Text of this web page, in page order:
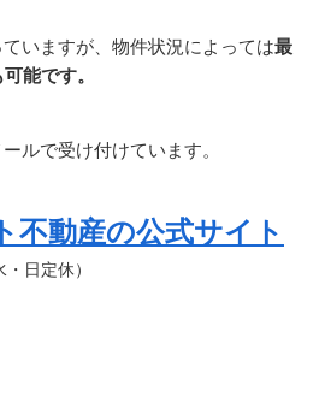
ていますが、物件状況によっては最
能です。
ルで受け付けています。
不動産の公式サイト
日定休）